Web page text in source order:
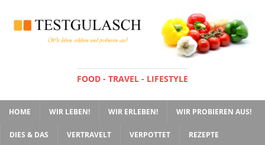
FOOD - TRAVEL - LIFESTYLE
HOME WIR LEBEN! WIR ERLEBEN! WIR PROBIEREN AUS!
DIES & DAS VERTRAVELT VERPOTTET REZEPTE